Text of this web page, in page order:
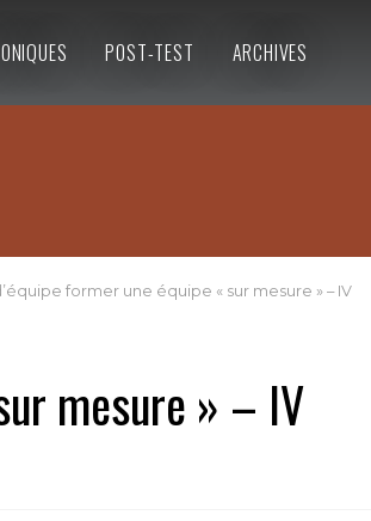
POST-TEST ARCHIVES
former une équipe « sur mesure » – IV
mesure » – IV